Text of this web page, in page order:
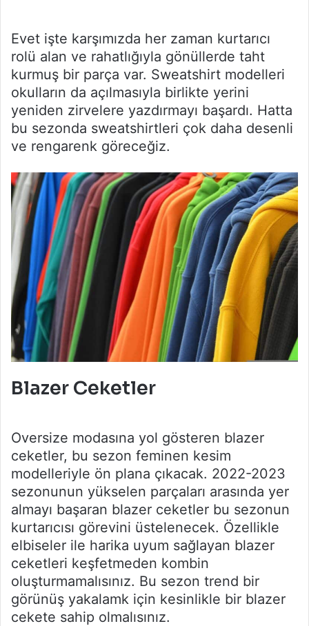
Evet işte karşımızda her zaman kurtarıcı
rolü alan ve rahatlığıyla gönüllerde taht
kurmuş bir parça var. Sweatshirt modelleri
okulların da açılmasıyla birlikte yerini
yeniden zirvelere yazdırmayı başardı. Hatta
bu sezonda sweatshirtleri çok daha desenli
ve rengarenk göreceğiz.
Blazer Ceketler
Oversize modasına yol gösteren blazer
ceketler, bu sezon feminen kesim
modelleriyle ön plana çıkacak. 2022-2023
sezonunun yükselen parçaları arasında yer
almayı başaran blazer ceketler bu sezonun
kurtarıcısı görevini üstelenecek. Özellikle
elbiseler ile harika uyum sağlayan blazer
ceketleri keşfetmeden kombin
oluşturmamalısınız. Bu sezon trend bir
görünüş yakalamk için kesinlikle bir blazer
cekete sahip olmalısınız.